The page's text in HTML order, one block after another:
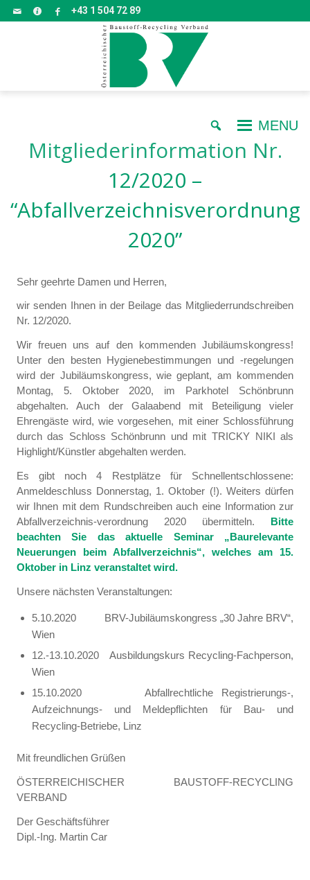
+43 1 504 72 89
MENU
Mitgliederinformation Nr.
12/2020 –
“Abfallverzeichnisverordnung
2020”
Sehr geehrte Damen und Herren,
wir senden Ihnen in der Beilage das Mitgliederrundschreiben
Nr. 12/2020.
Wir freuen uns auf den kommenden Jubiläumskongress!
Unter den besten Hygienebestimmungen und -regelungen
wird der Jubiläumskongress, wie geplant, am kommenden
Montag, 5. Oktober 2020, im Parkhotel Schönbrunn
abgehalten. Auch der Galaabend mit Beteiligung vieler
Ehrengäste wird, wie vorgesehen, mit einer Schlossführung
durch das Schloss Schönbrunn und mit TRICKY NIKI als
Highlight/Künstler abgehalten werden.
Es gibt noch 4 Restplätze für Schnellentschlossene:
Anmeldeschluss Donnerstag, 1. Oktober (!). Weiters dürfen
wir Ihnen mit dem Rundschreiben auch eine Information zur
Abfallverzeichnis-verordnung 2020 übermitteln. Bitte
beachten Sie das aktuelle Seminar „Baurelevante
Neuerungen beim Abfallverzeichnis“, welches am 15.
Oktober in Linz veranstaltet wird.
Unsere nächsten Veranstaltungen:
5.10.2020 BRV-Jubiläumskongress „30 Jahre BRV“,
Wien
12.-13.10.2020 Ausbildungskurs Recycling-Fachperson,
Wien
15.10.2020 Abfallrechtliche Registrierungs-,
Aufzeichnungs- und Meldepflichten für Bau- und
Recycling-Betriebe, Linz
Mit freundlichen Grüßen
ÖSTERREICHISCHER BAUSTOFF-RECYCLING
VERBAND
Der Geschäftsführer
Dipl.-Ing. Martin Car